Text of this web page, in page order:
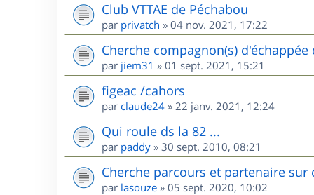
Club VTTAE de Péchabou
par privatch » 04 nov. 2021, 17:22
Cherche compagnon(s)
par jiem31 » 01 sept. 2021, 15:21
figeac /cahors
par claude24 » 22 janv. 2021, 12:24
Qui roule ds la 82 ...
par paddy » 30 sept. 2010, 08:21
Cherche parcours et partenaire sur
par lasouze » 05 sept. 2020, 10:02